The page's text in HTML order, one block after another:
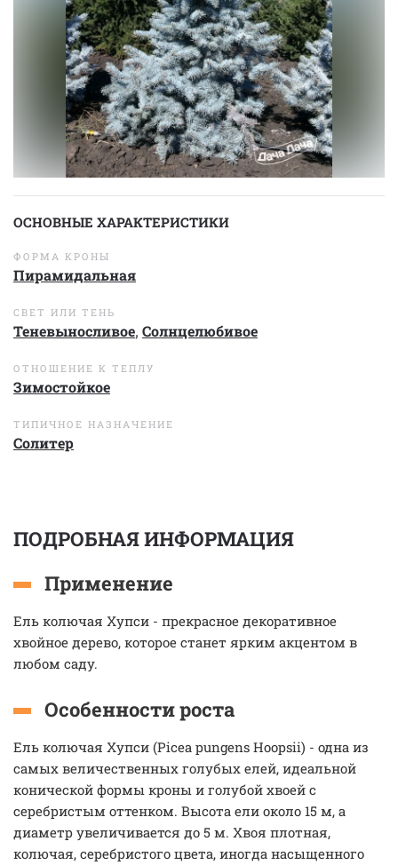
ОСНОВНЫЕ ХАРАКТЕРИСТИКИ
ФОРМА КРОНЫ
Пирамидальная
СВЕТ ИЛИ ТЕНЬ
Теневыносливое, Солнцелюбивое
ОТНОШЕНИЕ К ТЕПЛУ
Зимостойкое
ТИПИЧНОЕ НАЗНАЧЕНИЕ
Солитер
ПОДРОБНАЯ ИНФОРМАЦИЯ
Применение
Ель колючая Хупси - прекрасное декоративное
хвойное дерево, которое станет ярким акцентом в
любом саду.
Особенности роста
Ель колючая Хупси (Picea pungens Hoopsii) - одна из
самых величественных голубых елей, идеальной
конической формы кроны и голубой хвоей с
серебристым оттенком. Высота ели около 15 м, а
диаметр увеличивается до 5 м. Хвоя плотная,
колючая, серебристого цвета, иногда насыщенного